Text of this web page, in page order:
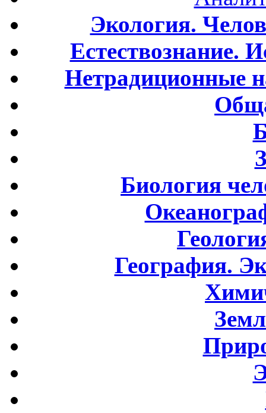
Экология.
Естествознание.
Нетрадиционные
Биология
География.